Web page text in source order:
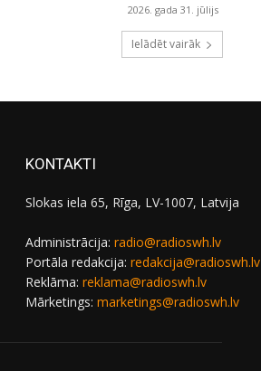
2026. gada 31. jūlijs
Ielādēt vairāk
KONTAKTI
Slokas iela 65, Rīga, LV-1007, Latvija
Administrācija: radio@radioswh.lv
Portāla redakcija: redakcija@radioswh.lv
Reklāma: reklama@radioswh.lv
Mārketings: marketings@radioswh.lv